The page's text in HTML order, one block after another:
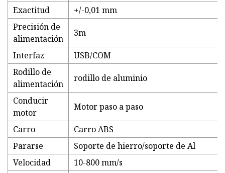
Exactitud
+/-0,01 mm
Precisión de
alimentación
3m
Interfaz
USB/COM
Rodillo de
alimentación
rodillo de aluminio
Conducir
motor
Motor paso a paso
Carro
Carro ABS
Pararse
Soporte de hierro/soporte de Al
Velocidad
10-800 mm/s